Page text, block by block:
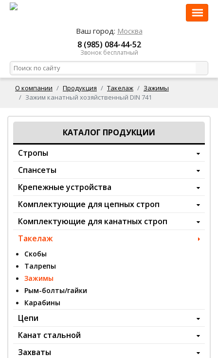
Ваш город: Москва
8 (985) 084-44-52
Звонок бесплатный
О компании Продукция Такелаж
Зажимы
Зажим канатный хозяйственный DIN 741
КАТАЛОГ ПРОДУКЦИИ
Стропы
Спансеты
Крепежные устройства
Комплектующие для цепных строп
Комплектующие для канатных строп
Такелаж
Скобы
Талрепы
Зажимы
Рым-болты/гайки
Карабины
Цепи
Канат стальной
Захваты